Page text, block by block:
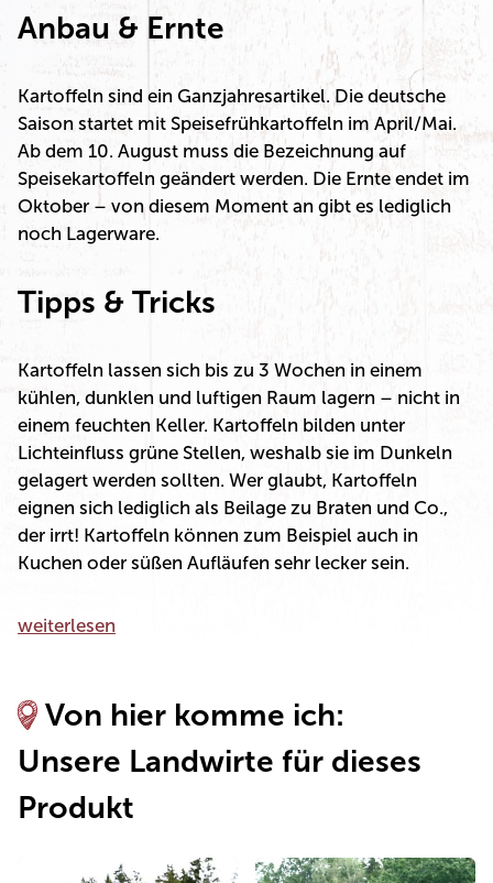
Anbau & Ernte
Kartoffeln sind ein Ganzjahresartikel. Die deutsche
Saison startet mit Speisefrühkartoffeln im April/Mai.
Ab dem 10. August muss die Bezeichnung auf
Speisekartoffeln geändert werden. Die Ernte endet im
Oktober – von diesem Moment an gibt es lediglich
noch Lagerware.
Tipps & Tricks
Kartoffeln lassen sich bis zu 3 Wochen in einem
kühlen, dunklen und luftigen Raum lagern – nicht in
einem feuchten Keller. Kartoffeln bilden unter
Lichteinfluss grüne Stellen, weshalb sie im Dunkeln
gelagert werden sollten. Wer glaubt, Kartoffeln
eignen sich lediglich als Beilage zu Braten und Co.,
der irrt! Kartoffeln können zum Beispiel auch in
Kuchen oder süßen Aufläufen sehr lecker sein.
weiterlesen
Von hier komme ich:
Unsere Landwirte für dieses
Produkt